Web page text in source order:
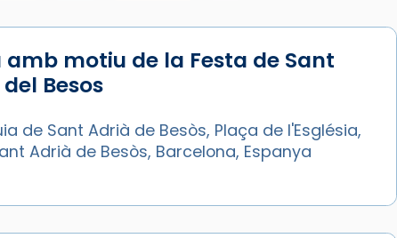
amb motiu de la Festa de Sant
Besos
de Sant Adrià de Besòs, Plaça de l'Església,
Adrià de Besòs, Barcelona, Espanya